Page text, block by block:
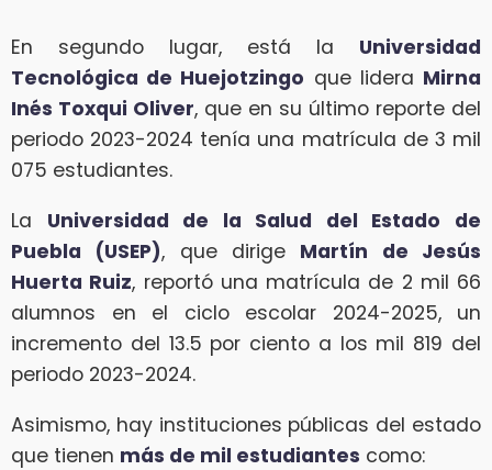
En segundo lugar, está la Universidad
Tecnológica de Huejotzingo que lidera Mirna
Inés Toxqui Oliver, que en su último reporte del
periodo 2023-2024 tenía una matrícula de 3 mil
075 estudiantes.
La Universidad de la Salud del Estado de
Puebla (USEP), que dirige Martín de Jesús
Huerta Ruiz, reportó una matrícula de 2 mil 66
alumnos en el ciclo escolar 2024-2025, un
incremento del 13.5 por ciento a los mil 819 del
periodo 2023-2024.
Asimismo, hay instituciones públicas del estado
que tienen más de mil estudiantes como: